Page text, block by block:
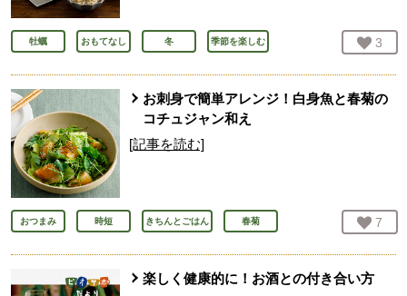
牡蠣 おもてなし 冬 季節を楽しむ お気
3
お刺身で簡単アレンジ！白身魚と春菊の
コチュジャン和え
[記事を読む]
おつまみ 時短 きちんとごはん 春菊 お気
7
楽しく健康的に！お酒との付き合い方